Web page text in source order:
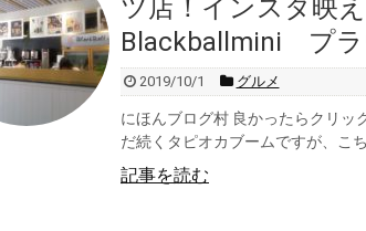
ツ店！インスタ映
Blackballmini プラ
2019/10/1 グルメ
にほんブログ村 良かったらクリッ
だ続くタピオカブームですが、こち
記事を読む